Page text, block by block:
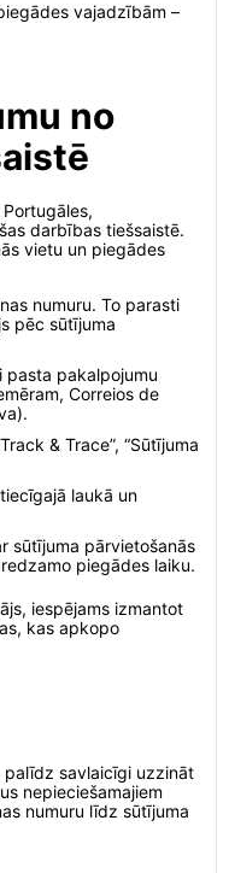
vajadzībām –
no
darbības tiešsaistē.
vietu un piegādes
numuru. To parasti
pēc sūtījuma
pasta pakalpojumu
Correios de
& Trace”, “Sūtījuma
laukā un
sūtījuma pārvietošanās
piegādes laiku.
iespējams izmantot
kas apkopo
palīdz savlaicīgi uzzināt
nepieciešamajiem
numuru līdz sūtījuma